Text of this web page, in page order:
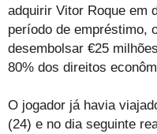
adquirir Vitor Roque em
período de empréstimo,
desembolsar €25
80% dos direitos
O jogador já havia
(24) e no dia seguinte